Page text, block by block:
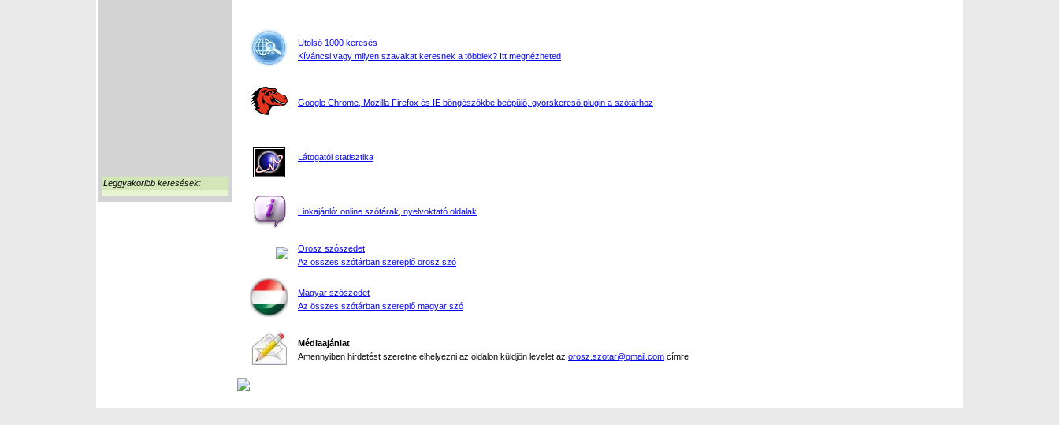
Leggyakoribb keresések:
Utolsó 1000 keresés
Kíváncsi vagy milyen szavakat keresnek a többiek? Itt megnézheted
Google Chrome, Mozilla Firefox és IE böngészőkbe beépülő, gyorskereső plugin a szótárhoz
Látogatói statisztika
Linkajánló: online szótárak, nyelvoktató oldalak
Orosz szószedet
Az összes szótárban szereplő orosz szó
Magyar szószedet
Az összes szótárban szereplő magyar szó
Médiaajánlat
Amennyiben hirdetést szeretne elhelyezni az oldalon küldjön levelet az orosz.szotar@gmail.com címre